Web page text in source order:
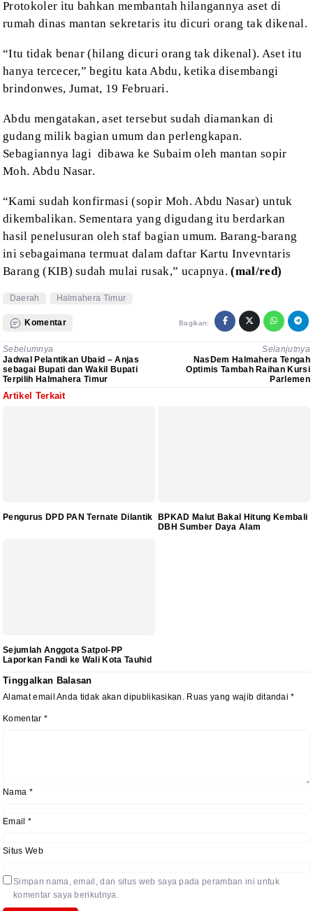
Protokoler itu bahkan membantah hilangannya aset di
rumah dinas mantan sekretaris itu dicuri orang tak dikenal.
“Itu tidak benar (hilang dicuri orang tak dikenal). Aset itu
hanya tercecer,” begitu kataAbdu, ketika disembangi
brindonwes, Jumat, 19 Februari.
Abdu mengatakan, aset tersebut sudah diamankan di
gudang milik bagian umum dan perlengkapan.
Sebagiannya lagi dibawa ke Subaim oleh mantan sopir
Moh. Abdu Nasar.
“Kami sudah konfirmasi (sopir Moh. Abdu Nasar) untuk
dikembalikan. Sementara yang digudang itu berdarkan
hasil penelusuran oleh staf bagian umum. Barang-barang
ini sebagaimana termuat dalam daftar Kartu Invevntaris
Barang (KIB) sudah mulai rusak,” ucapnya.(mal/red)
Daerah Halmahera Timur
Komentar Bagikan:
Sebelumnya
Jadwal Pelantikan Ubaid – Anjas
sebagai Bupati dan Wakil Bupati
Terpilih Halmahera Timur
Selanjutnya
NasDem Halmahera Tengah
Optimis Tambah Raihan Kursi
Parlemen
Artikel Terkait
Pengurus DPD PAN Ternate Dilantik BPKAD Malut Bakal Hitung Kembali
DBH Sumber Daya Alam
Sejumlah Anggota Satpol-PP
Laporkan Fandi ke Wali Kota Tauhid
Tinggalkan Balasan
Alamat email Anda tidak akan dipublikasikan. Ruas yang wajib ditandai*
Komentar *
Nama *
Email *
Situs Web
Simpan nama, email, dan situs web saya pada peramban ini untuk
komentar saya berikutnya.